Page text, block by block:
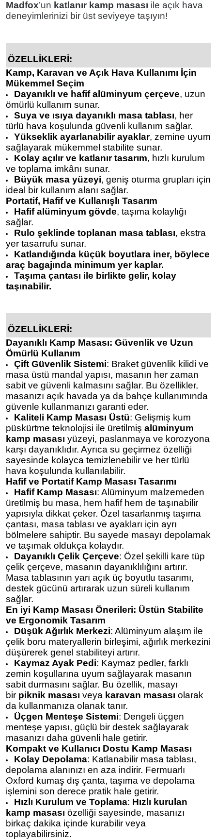
Madfox’un katlanır kamp masası ile açık hava
deneyimlerinizi bir üst seviyeye taşıyın!
ÖZELLİKLERİ:
Kamp, Karavan ve Açık Hava Kullanımı İçin
Mükemmel Seçim
Dayanıklı ve hafif alüminyum çerçeve, uzun
ömürlü kullanım sunar.
Suya ve ısıya dayanıklı masa tablası, her
türlü hava koşulunda güvenli kullanım sağlar.
Yükseklik ayarlanabilir ayaklar, zemine uyum
sağlayarak mükemmel stabilite sunar.
Kolay açılır ve katlanır tasarım, hızlı kurulum
ve toplama imkânı sunar.
Büyük masa yüzeyi, geniş oturma grupları için
ideal bir kullanım alanı sağlar.
Portatif, Hafif ve Kullanışlı Tasarım
Hafif alüminyum gövde, taşıma kolaylığı
sağlar.
Rulo şeklinde toplanan masa tablası, ekstra
yer tasarrufu sunar.
Katlandığında küçük boyutlara iner, böylece
araç bagajında minimum yer kaplar.
Taşıma çantası ile birlikte gelir, kolay
taşınabilir.
ÖZELLİKLERİ:
Dayanıklı Kamp Masası: Güvenlik ve Uzun
Ömürlü Kullanım
Çift Güvenlik Sistemi: Braket güvenlik kilidi ve
masa üstü mandal yapısı, masanın her zaman
sabit ve güvenli kalmasını sağlar. Bu özellikler,
masanızı açık havada ya da bahçe kullanımında
güvenle kullanmanızı garanti eder.
Kaliteli Kamp Masası Üstü: Gelişmiş kum
püskürtme teknolojisi ile üretilmiş alüminyum
kamp masası yüzeyi, paslanmaya ve korozyona
karşı dayanıklıdır. Ayrıca su geçirmez özelliği
sayesinde kolayca temizlenebilir ve her türlü
hava koşulunda kullanılabilir.
Hafif ve Portatif Kamp Masası Tasarımı
Hafif Kamp Masası: Alüminyum malzemeden
üretilmiş bu masa, hem hafif hem de taşınabilir
yapısıyla dikkat çeker. Özel tasarlanmış taşıma
çantası, masa tablası ve ayakları için ayrı
bölmelere sahiptir. Bu sayede masayı depolamak
ve taşımak oldukça kolaydır.
Dayanıklı Çelik Çerçeve: Özel şekilli kare tüp
çelik çerçeve, masanın dayanıklılığını artırır.
Masa tablasının yarı açık üç boyutlu tasarımı,
destek gücünü artırarak uzun süreli kullanım
sağlar.
En iyi Kamp Masası Önerileri: Üstün Stabilite
ve Ergonomik Tasarım
Düşük Ağırlık Merkezi: Alüminyum alaşım ile
çelik boru materyallerin birleşimi, ağırlık merkezini
düşürerek genel stabiliteyi artırır.
Kaymaz Ayak Pedi: Kaymaz pedler, farklı
zemin koşullarına uyum sağlayarak masanın
sabit durmasını sağlar. Bu özellik, masayı
bir piknik masası veya karavan masası olarak
da kullanmanıza olanak tanır.
Üçgen Menteşe Sistemi: Dengeli üçgen
menteşe yapısı, güçlü bir destek sağlayarak
masanızı daha güvenli hale getirir.
Kompakt ve Kullanıcı Dostu Kamp Masası
Kolay Depolama: Katlanabilir masa tablası,
depolama alanınızı en aza indirir. Fermuarlı
Oxford kumaş dış çanta, taşıma ve depolama
işlemini son derece pratik hale getirir.
Hızlı Kurulum ve Toplama: Hızlı kurulan
kamp masası özelliği sayesinde, masanızı
birkaç dakika içinde kurabilir veya
toplayabilirsiniz.